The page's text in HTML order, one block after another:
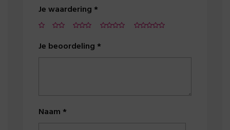
Je waardering*
Je beoordeling*
Naam*